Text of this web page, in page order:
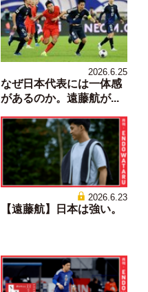
2026.6.25
なぜ日本代表には一体感
があるのか。遠藤航が...
2026.6.23
【遠藤航】日本は強い。